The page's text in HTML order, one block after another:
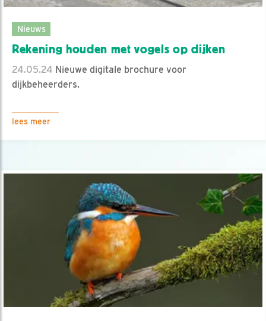
Nieuws
Rekening houden met vogels op dijken
24.05.24 Nieuwe digitale brochure voor
dijkbeheerders.
lees meer